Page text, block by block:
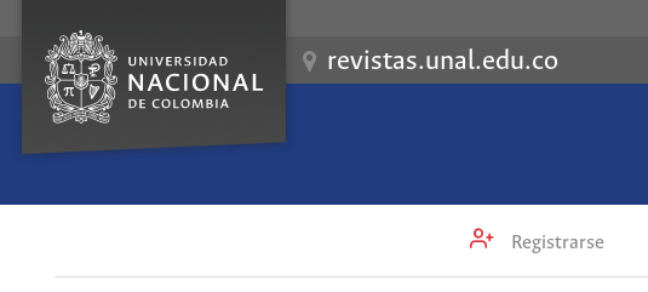
revistas.unal.edu.co
Registrarse